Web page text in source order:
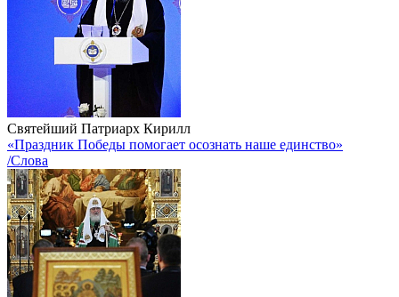
Святейший Патриарх Кирилл
«Праздник Победы помогает осознать наше единство»
/Слова